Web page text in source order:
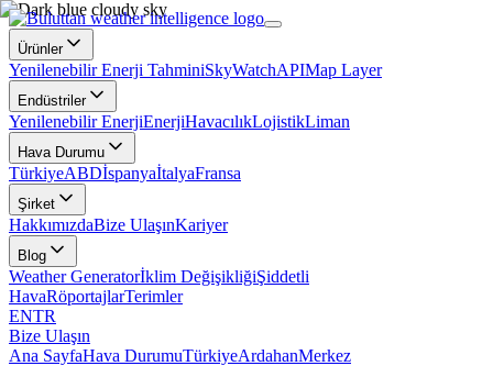
Ürünler
Yenilenebilir Enerji TahminiSkyWatchAPIMap Layer
Endüstriler
Yenilenebilir EnerjiEnerjiHavacılıkLojistikLiman
Hava Durumu
TürkiyeABDİspanyaİtalyaFransa
Şirket
HakkımızdaBize UlaşınKariyer
Blog
Weather Generatorİklim DeğişikliğiŞiddetli
HavaRöportajlarTerimler
ENTR
Bize Ulaşın
Ana SayfaHava DurumuTürkiyeArdahanMerkez